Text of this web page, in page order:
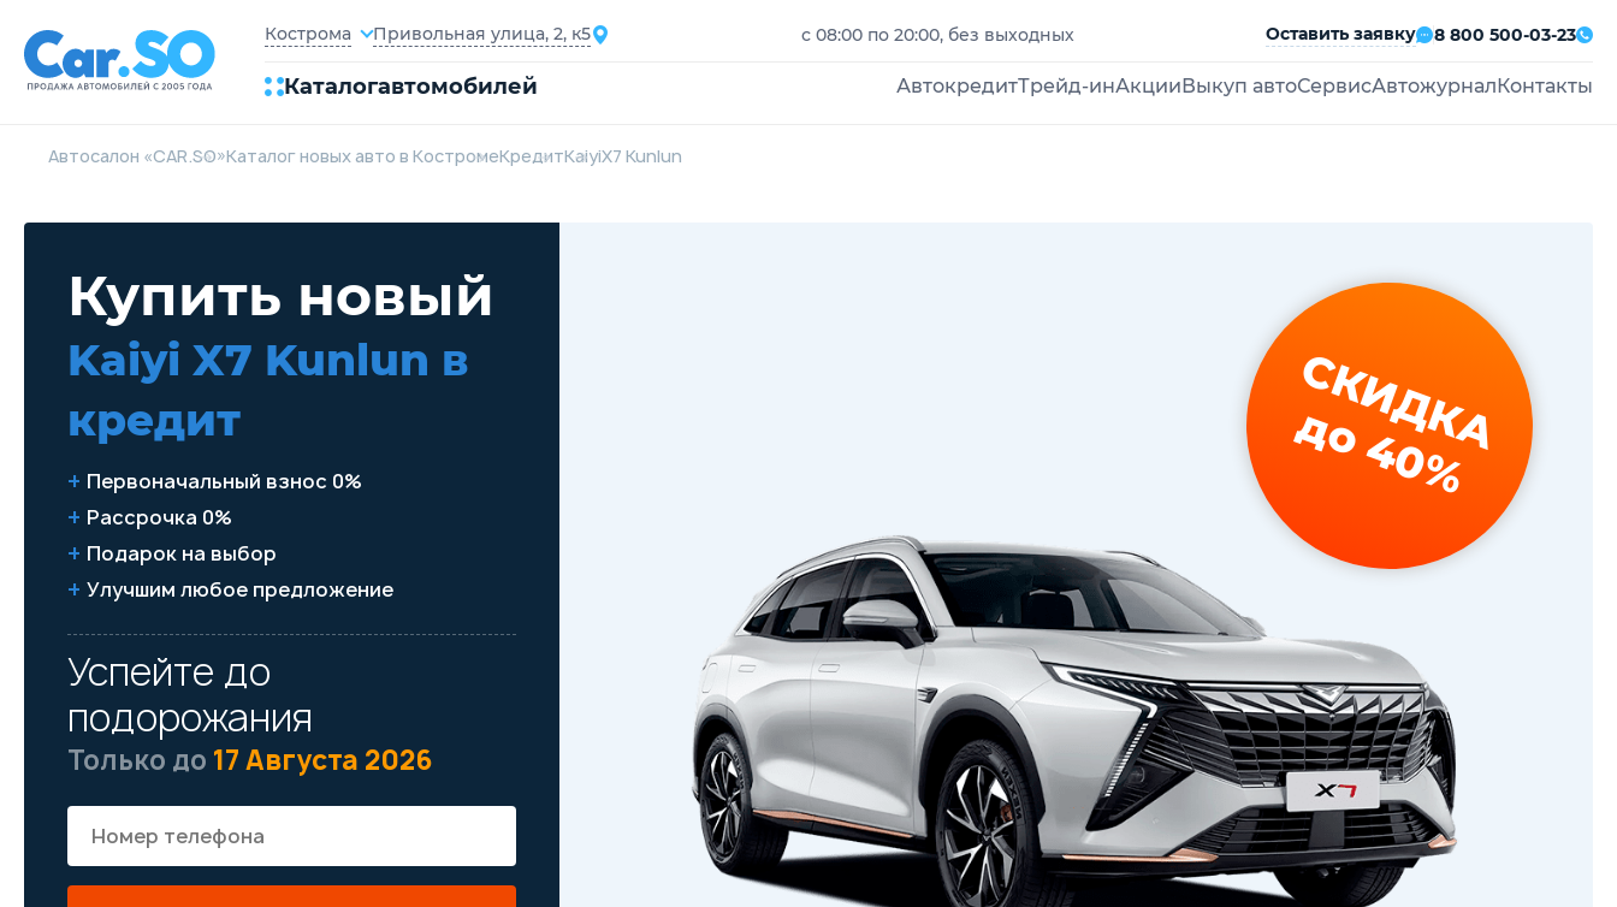
Кострома Привольная улица, 2, к5 с 08:00 по 20:00, без выходных Оставить заявку 8 800 500-03-23
Каталогавтомобилей АвтокредитТрейд-инАкции Выкуп автоСервисАвтожурнал Контакты
Автосалон «CAR.SO»Каталог новых авто в КостромеКредитKaiyiX7 Kunlun
Купить новый
Kaiyi X7 Kunlun в
кредит
Первоначальный взнос 0%
Рассрочка 0%
Подарок на выбор
Улучшим любое предложение
Успейте до
подорожания
Только до 17 Августа 2026
СКИДКА
до 40%